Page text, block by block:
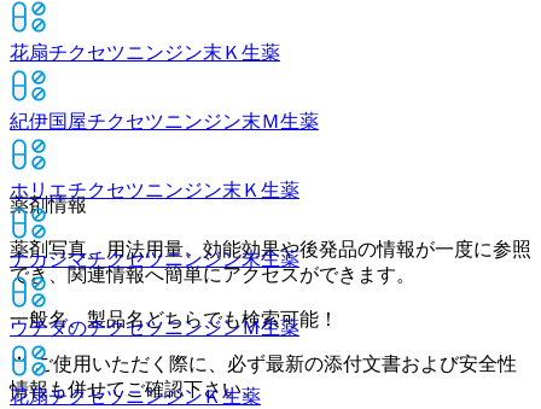
花扇チクセツニンジン末Ｋ 生薬
紀伊国屋チクセツニンジン末Ｍ生薬
ホリエチクセツニンジン末Ｋ 生薬
ナカジマチクセツニンジン末生薬
ウチダのチクセツニンジンＭ生薬
花扇チクセツニンジンＫ生薬
薬剤情報
薬剤写真、用法用量、効能効果や後発品の情報が一度に参照
でき、関連情報へ簡単にアクセスができます。
一般名、製品名どちらでも検索可能！
※ ご使用いただく際に、必ず最新の添付文書および安全性
情報も併せてご確認下さい。